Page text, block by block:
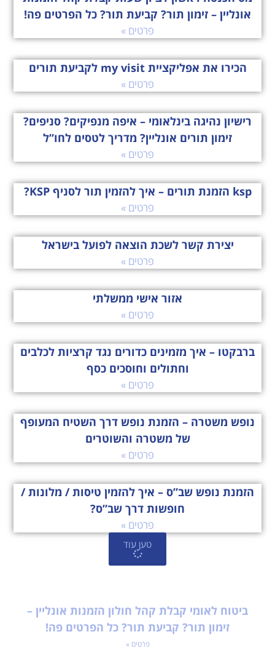
אונליין – זימון תור? קביעת תור? כל הפרטים פה!
פרטים »
הכירו את אפליקציית my visit לקביעת תורים
פרטים »
רישיון נהיגה בינלאומי – איפה מנפיקים? סניפים?
זימון תורים אונליין? מדריך לטסים לחו”ל
פרטים »
ksp הזמנת תורים – איך להזמין תור לסניף KSP?
פרטים »
יצירת קשר לשכת הוצאה לפועל בישראל
פרטים »
אזור אישי ממשלתי
פרטים »
ברבקטו – איך מזמינים כדורים נגד קרציות לכלבים
וחתולים וחוסכים כסף
פרטים »
נופש משטרה – הזמנת נופש דרך השטיח המעופף
של משטרה והשוטרים
פרטים »
הזמנת נופש שב”ס – איך להזמין טיסות / מלונות /
חופשות דרך שב”ס?
פרטים »
טען עוד
ביטוח לאומי קבלת קהל חולון הזמנות אונליין –
זימון תור? קביעת תור? כל הפרטים פה!
פרטים »